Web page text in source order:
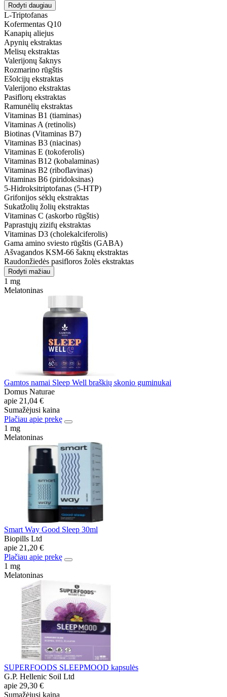
Rodyti daugiau
L-Triptofanas
Kofermentas Q10
Kanapių aliejus
Apynių ekstraktas
Melisų ekstraktas
Valerijonų šaknys
Rozmarino rūgštis
Ešolcijų ekstraktas
Valerijono ekstraktas
Pasiflorų ekstraktas
Ramunėlių ekstraktas
Vitaminas B1 (tiaminas)
Vitaminas A (retinolis)
Biotinas (Vitaminas B7)
Vitaminas B3 (niacinas)
Vitaminas E (tokoferolis)
Vitaminas B12 (kobalaminas)
Vitaminas B2 (riboflavinas)
Vitaminas B6 (piridoksinas)
5-Hidroksitriptofanas (5-HTP)
Grifonijos sėklų ekstraktas
Sukatžolių žolių ekstraktas
Vitaminas C (askorbo rūgštis)
Paprastųjų zizifų ekstraktas
Vitaminas D3 (cholekalciferolis)
Gama amino sviesto rūgštis (GABA)
Ašvagandos KSM-66 šaknų ekstraktas
Raudonžiedės pasifloros žolės ekstraktas
Rodyti mažiau
1 mg
Melatoninas
Gamtos namai Sleep Well braškių skonio guminukai
Domus Naturae
apie 21,04 €
Sumažėjusi kaina
Plačiau apie prekę
1 mg
Melatoninas
Smart Way Good Sleep 30ml
Biopills Ltd
apie 21,20 €
Plačiau apie prekę
1 mg
Melatoninas
SUPERFOODS SLEEPMOOD kapsulės
G.P. Hellenic Soil Ltd
apie 29,30 €
Sumažėjusi kaina